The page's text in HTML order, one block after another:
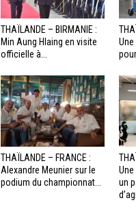
THAÏLANDE – BIRMANIE :
Min Aung Hlaing en visite
officielle à...
THAÏLANDE – FRANCE :
Alexandre Meunier sur le
podium du championnat...
un